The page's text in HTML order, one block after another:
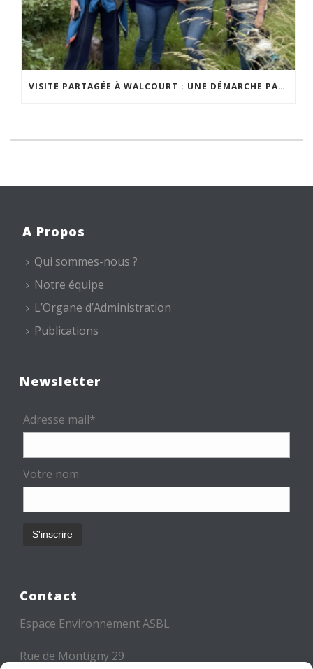
VISITE PARTAGÉE À WALCOURT : UNE DÉMARCHE PARTICIPATIVE ANIMÉE PAR ESPACE ENVIRONNEMENT
A Propos
Qui sommes-nous ?
Notre équipe
L’Organe d’Administration
Publications
Newsletter
Adresse mail*
Votre nom
Contact
Espace Environnement ASBL
Rue de Montigny 29